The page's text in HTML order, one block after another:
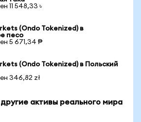
11 548,33 ৳
(Ondo Tokenized) в
песо
5 671,34 ₱
(Ondo Tokenized) в Польский
346,82 zł
активы реального мира